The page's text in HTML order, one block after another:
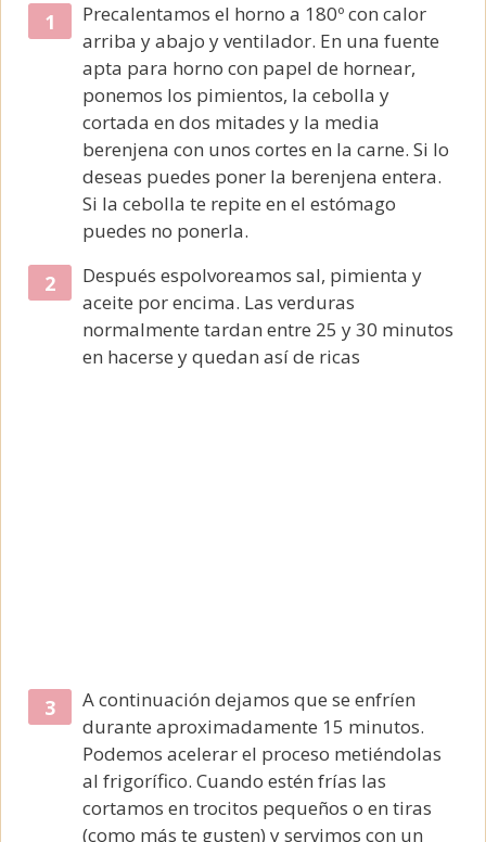
Precalentamos el horno a 180º con calor
arriba y abajo y ventilador. En una fuente
apta para horno con papel de hornear,
ponemos los pimientos, la cebolla y
cortada en dos mitades y la media
berenjena con unos cortes en la carne. Si lo
deseas puedes poner la berenjena entera.
Si la cebolla te repite en el estómago
puedes no ponerla.
Después espolvoreamos sal, pimienta y
aceite por encima. Las verduras
normalmente tardan entre 25 y 30 minutos
en hacerse y quedan así de ricas
A continuación dejamos que se enfríen
durante aproximadamente 15 minutos.
Podemos acelerar el proceso metiéndolas
al frigorífico. Cuando estén frías las
cortamos en trocitos pequeños o en tiras
(como más te gusten) y servimos con un